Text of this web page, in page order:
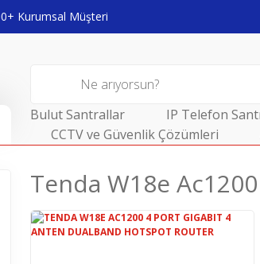
Kurumsal Müşteri
Bulut Santrallar IP Telefon
CCTV ve Güvenlik Çözümleri
Tenda W18e